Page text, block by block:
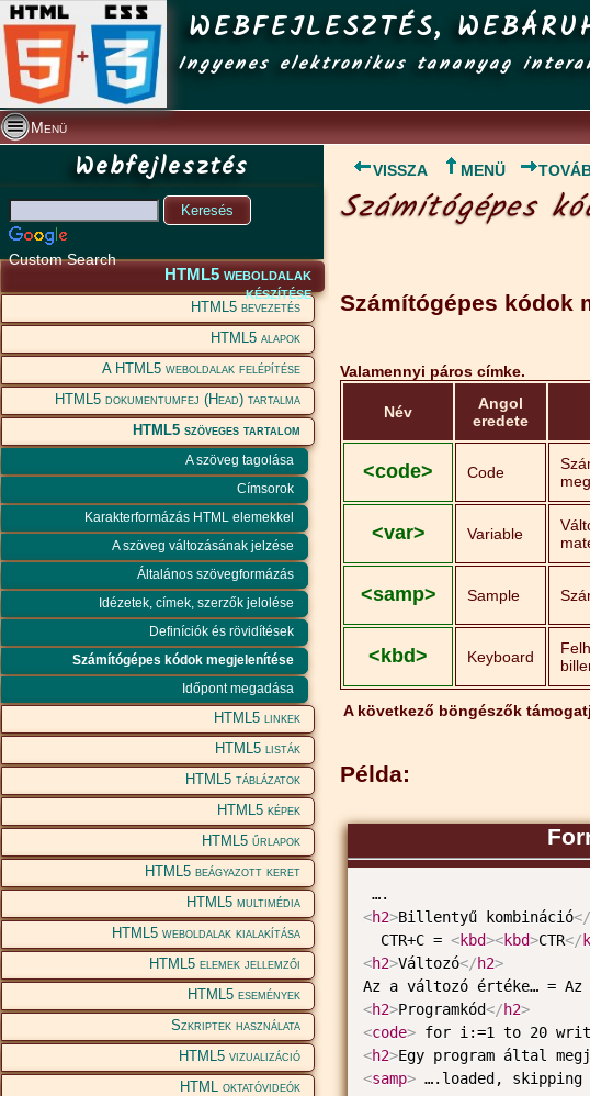
WEBFEJLESZTÉS,
Ingyenes elektronikus tananyag
Menü
Webfejlesztés
Custom Search
HTML5 weboldalak
készítése
HTML5 bevezetés
HTML5 alapok
A HTML5 weboldalak felépítése
HTML5 dokumentumfej (Head) tartalma
HTML5 szöveges tartalom
A szöveg tagolása
Címsorok
Karakterformázás HTML elemekkel
A szöveg változásának jelzése
Általános szövegformázás
Idézetek, címek, szerzők jelolése
Definíciók és rövidítések
Számítógépes kódok megjelenítése
Időpont megadása
HTML5 linkek
HTML5 listák
HTML5 táblázatok
HTML5 képek
HTML5 űrlapok
HTML5 beágyazott keret
HTML5 multimédia
HTML5 weboldalak kialakítása
HTML5 elemek jellemzői
HTML5 események
Szkriptek használata
HTML5 vizualizáció
HTML oktatóvideók
VISSZA MENÜ
Számítógépes
Számítógépes kódok
Valamennyi páros címke.
Név
Angol
eredete
<code> Code
<var> Variable
<samp> Sample
<kbd> Keyboard
A következő böngészők
Példa:
<h2>Billentyű kombináció</
  CTR+C =
<kbd><kbd>CTR</
<h2>Változó</h2>
Az a változó értéke… = Az
<h2>Programkód</h2>
<code> for i:=1 to 20
<h2>Egy program által
<samp> ….loaded, skipping